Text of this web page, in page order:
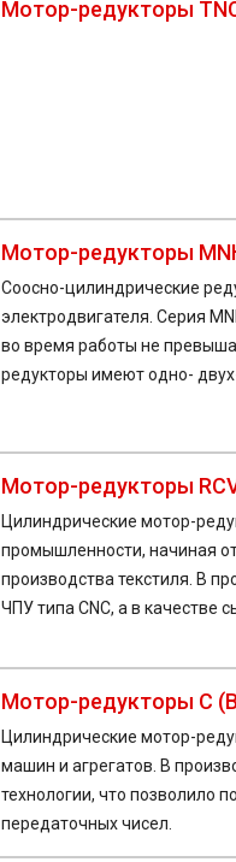
Мотор-редукторы
Мотор-редукторы
Соосно-цилиндрические
электродвигателя. Серия
во время работы не
редукторы имеют одно-
Мотор-редукторы
Цилиндрические мотор-
промышленности, начиная
производства текстиля. В
ЧПУ типа CNC, а в качестве
Мотор-редукторы C
Цилиндрические мотор-
машин и агрегатов. В
технологии, что позволило
передаточных чисел.